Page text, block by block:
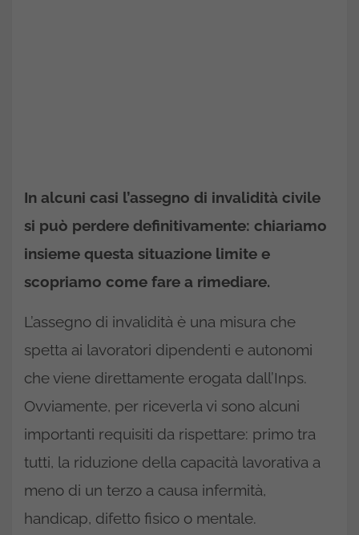
In alcuni casi l’assegno di invalidità civile
si può perdere definitivamente: chiariamo
insieme questa situazione limite e
scopriamo come fare a rimediare.
L’assegno di invalidità è una misura che
spetta ai lavoratori dipendenti e autonomi
che viene direttamente erogata dall’Inps.
Ovviamente, per riceverla vi sono alcuni
importanti requisiti da rispettare: primo tra
tutti, la riduzione della capacità lavorativa a
meno di un terzo a causa infermità,
handicap, difetto fisico o mentale.